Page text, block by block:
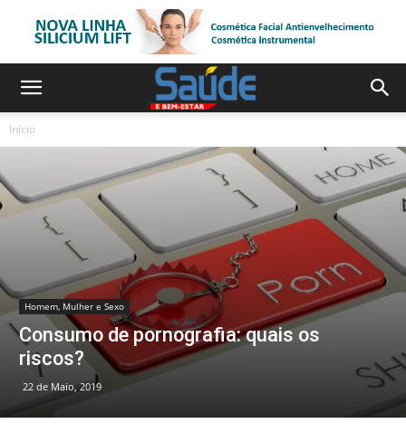
Início
Homem, Mulher e Sexo
Consumo de pornografia: quais os
riscos?
22 de Maio, 2019